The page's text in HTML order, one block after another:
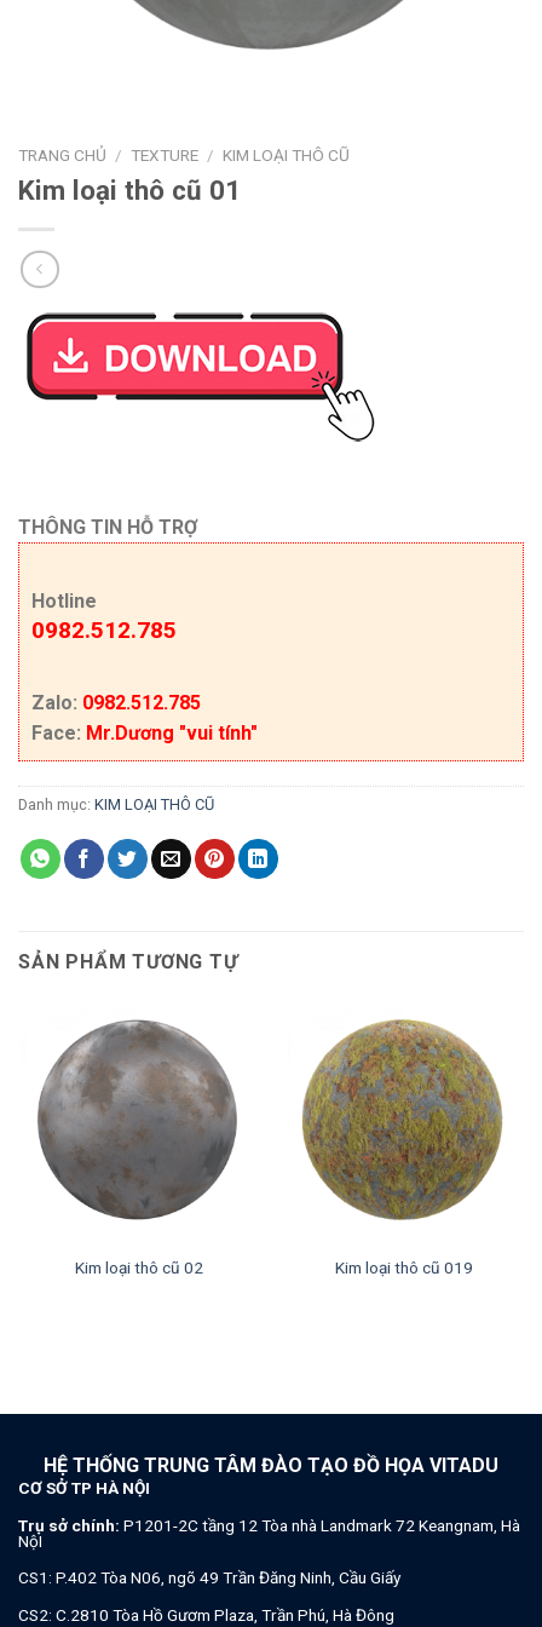
TRANG CHỦ / TEXTURE / KIM LOẠI THÔ CŨ
Kim loại thô cũ 01
THÔNG TIN HỖ TRỢ
Hotline
0982.512.785
Zalo: 0982.512.785
Face: Mr.Dương "vui tính"
Danh mục: KIM LOẠI THÔ CŨ
SẢN PHẨM TƯƠNG TỰ
Kim loại thô cũ 02 Kim loại thô cũ 019
HỆ THỐNG TRUNG TÂM ĐÀO TẠO ĐỒ HỌA VITADU
CƠ SỞ TP HÀ NỘI
Trụ sở chính: P1201-2C tầng 12 Tòa nhà Landmark 72 Keangnam, Hà
NộI
CS1: P.402 Tòa N06, ngõ 49 Trần Đăng Ninh, Cầu Giấy
CS2: C.2810 Tòa Hồ Gươm Plaza, Trần Phú, Hà Đông